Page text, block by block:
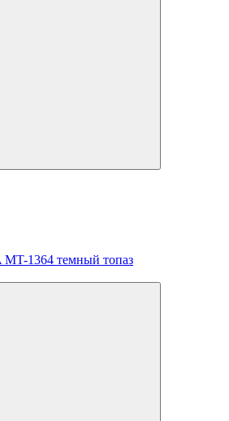
1364 темный топаз